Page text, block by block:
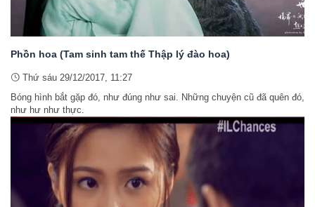
Phồn hoa (Tam sinh tam thế Thập lý đào hoa)
Thứ sáu 29/12/2017, 11:27
Bóng hình bắt gặp đó, như đúng như sai. Những chuyện cũ đã quên đó,
như hư như thực.